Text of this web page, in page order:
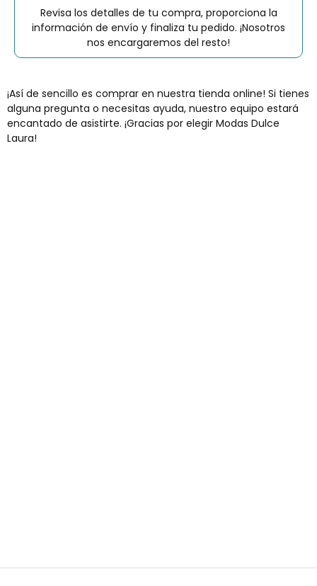
Revisa los detalles de tu compra, proporciona la
información de envío y finaliza tu pedido. ¡Nosotros
nos encargaremos del resto!
¡Así de sencillo es comprar en nuestra tienda online! Si tienes
alguna pregunta o necesitas ayuda, nuestro equipo estará
encantado de asistirte. ¡Gracias por elegir Modas Dulce
Laura!